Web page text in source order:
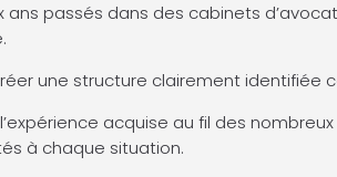
ans passés dans des cabinets
une structure clairement identifiée
acquise au fil des
à chaque situation.